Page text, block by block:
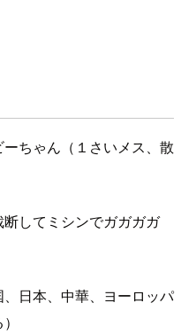
ちゃん（１さいメス、散
してミシンでガガガガ
日本、中華、ヨーロッパ